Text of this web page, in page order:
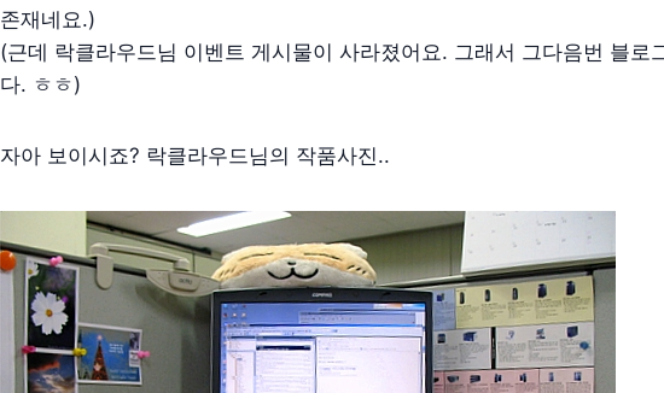
존재네요.)
(근데 락클라우드님 이벤트 게시물이 사라졌어요. 그래서 그다음번 블로
다. ㅎㅎ)
자아 보이시죠? 락클라우드님의 작품사진..